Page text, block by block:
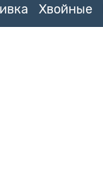
Хвойные